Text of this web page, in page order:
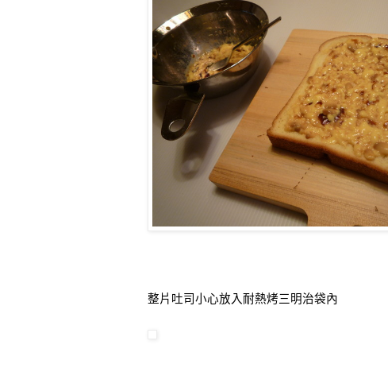
整片吐司小心放入耐熱烤三明治袋內